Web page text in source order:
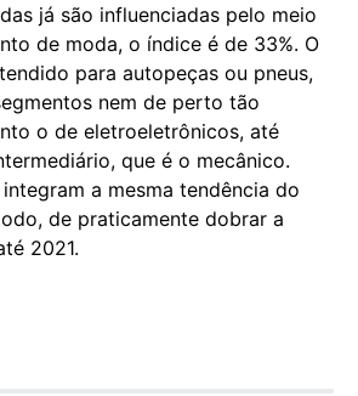
já são influenciadas pelo meio
de moda, o índice é de 33%. O
para autopeças ou pneus,
nem de perto tão
o de eletroeletrônicos, até
que é o mecânico.
a mesma tendência do
de praticamente dobrar a
2021.